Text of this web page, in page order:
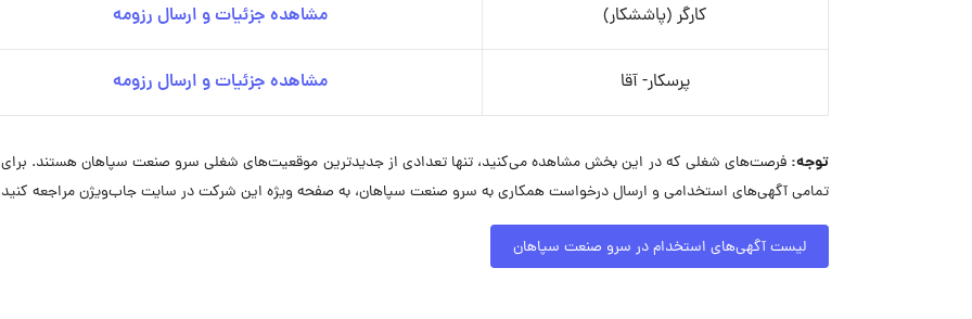
کارگر (پاششکار) مشاهده جزئیات و ارسال رزومه
پرسکار- آقا مشاهده جزئیات و ارسال رزومه
توجه: فرصت‌های شغلی که در این بخش مشاهده می‌کنید، تنها تعدادی از جدیدترین موقعیت‌های شغلی سرو صنعت سپاهان هستند.
تمامی آگهی‌های استخدامی و ارسال درخواست همکاری به سرو صنعت سپاهان، به صفحه ویژه این شرکت در سایت جاب‌ویژن مراجعه
لیست آگهی‌های استخدام در سرو صنعت سپاهان